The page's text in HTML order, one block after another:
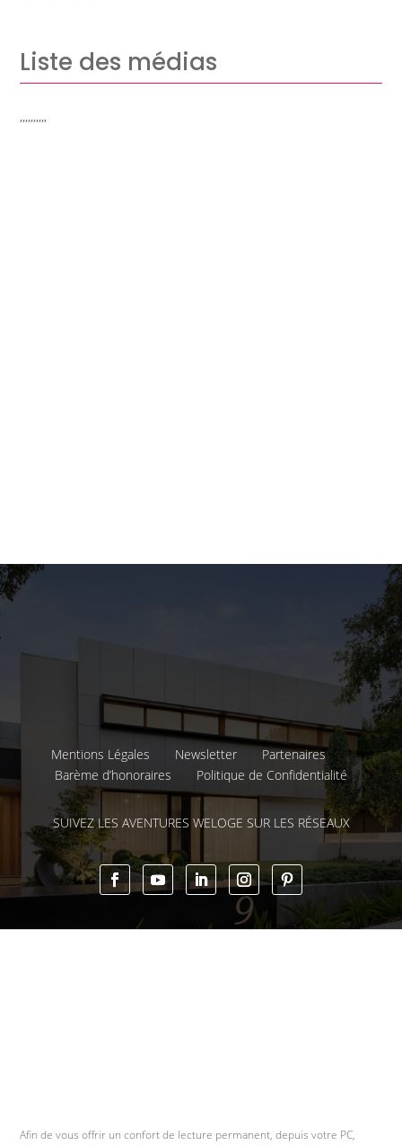
Liste des médias
,,,,,,,,,,
Mentions Légales Newsletter
Partenaires
Barème d’honoraires
Politique de Confidentialité
SUIVEZ LES AVENTURES WELOGE SUR LES RÉSEAUX
Afin de vous offrir un confort de lecture permanent, depuis votre PC,